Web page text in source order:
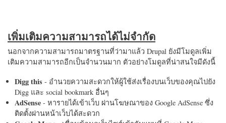
เพิ่มเติมความสามารถได้ไม่จำกัด
นอกจากความสามารถมาตรฐานที่ว่ามาแล้ว Drupal ยังมีโมดูลเพิ่ม
เติมความสามารถอีกเป็นจำนวนมาก ตัวอย่างโมดูลที่น่าสนใจมีดังนี้
Digg this - อำนวยความสะดวกให้ผู้ใช้ส่งเรื่องบนเว็บของคุณไปยัง
Digg และ social bookmark อื่นๆ
AdSense - หารายได้เข้าเว็บ ผ่านโฆษณาของ Google AdSense ซึ่ง
ติดตั้งผ่านหน้าเว็บได้สะดวก